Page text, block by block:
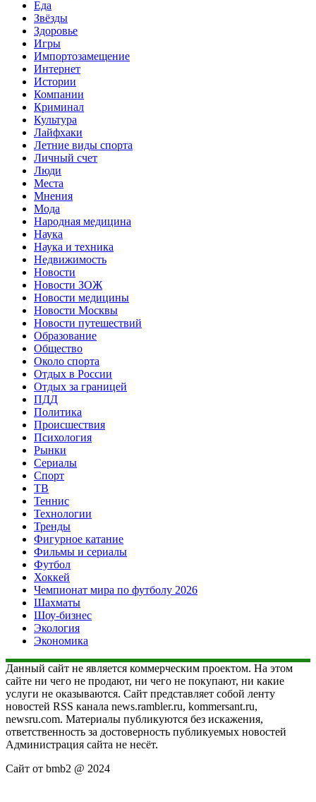
Еда
Звёзды
Здоровье
Игры
Импортозамещение
Интернет
Истории
Компании
Криминал
Культура
Лайфхаки
Летние виды спорта
Личный счет
Люди
Места
Мнения
Мода
Народная медицина
Наука
Наука и техника
Недвижимость
Новости
Новости ЗОЖ
Новости медицины
Новости Москвы
Новости путешествий
Образование
Общество
Около спорта
Отдых в России
Отдых за границей
ПДД
Политика
Происшествия
Психология
Рынки
Сериалы
Спорт
ТВ
Теннис
Технологии
Тренды
Фигурное катание
Фильмы и сериалы
Футбол
Хоккей
Чемпионат мира по футболу 2026
Шахматы
Шоу-бизнес
Экология
Экономика
Данный сайт не является коммерческим проектом. На этом
сайте ни чего не продают, ни чего не покупают, ни какие
услуги не оказываются. Сайт представляет собой ленту
новостей RSS канала news.rambler.ru, kommersant.ru,
newsru.com. Материалы публикуются без искажения,
ответственность за достоверность публикуемых новостей
Администрация сайта не несёт.
Сайт от bmb2 @ 2024